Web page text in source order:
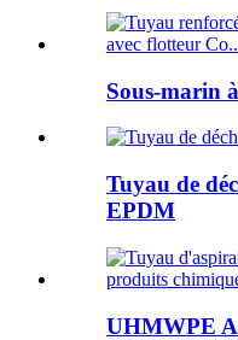
Sous-marin
Tuyau de
EPDM
UHMWPE